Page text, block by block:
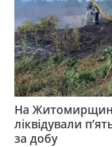
На
ліквідували
за добу